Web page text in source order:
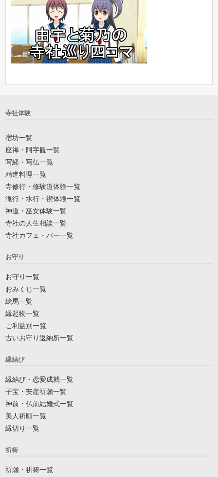
寺社体験
宿坊一覧
座禅・阿字観一覧
写経・写仏一覧
精進料理一覧
寺修行・修験道体験一覧
滝行・水行・禊体験一覧
神道・巫女体験一覧
寺社の人生相談一覧
寺社カフェ・バー一覧
お守り
お守り一覧
おみくじ一覧
絵馬一覧
縁起物一覧
ご利益別一覧
古いお守り返納所一覧
縁結び
縁結び・恋愛成就一覧
子宝・安産祈願一覧
神前・仏前結婚式一覧
美人祈願一覧
縁切り一覧
祈祷
祈願・祈祷一覧